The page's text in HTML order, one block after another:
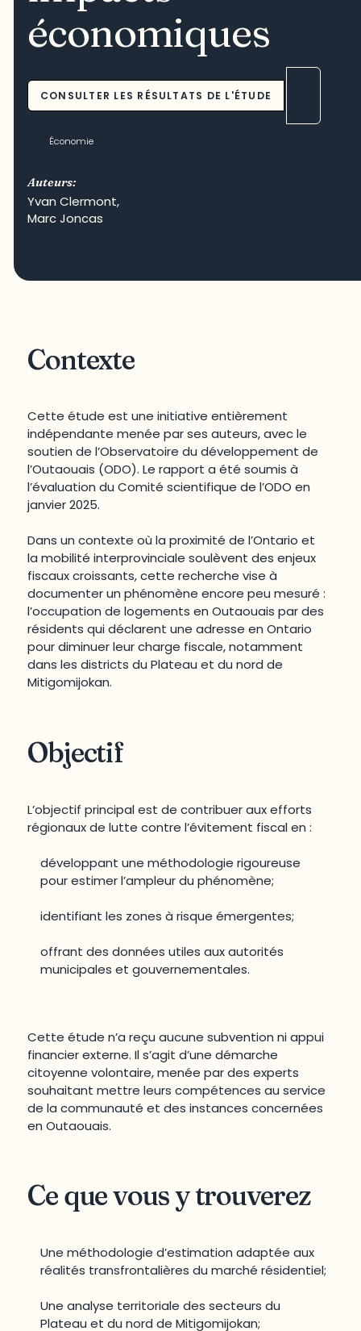
économiques
CONSULTER LES RÉSULTATS DE L'ÉTUDE
Économie
Auteurs:
Yvan Clermont,
Marc Joncas
Contexte
Cette étude est une initiative entièrement
indépendante menée par ses auteurs, avec le
soutien de l’Observatoire du développement de
l’Outaouais (ODO). Le rapport a été soumis à
l’évaluation du Comité scientifique de l’ODO en
janvier 2025.
Dans un contexte où la proximité de l’Ontario et
la mobilité interprovinciale soulèvent des enjeux
fiscaux croissants, cette recherche vise à
documenter un phénomène encore peu mesuré :
l’occupation de logements en Outaouais par des
résidents qui déclarent une adresse en Ontario
pour diminuer leur charge fiscale, notamment
dans les districts du Plateau et du nord de
Mitigomijokan.
Objectif
L’objectif principal est de contribuer aux efforts
régionaux de lutte contre l’évitement fiscal en :
développant une méthodologie rigoureuse
pour estimer l’ampleur du phénomène;
identifiant les zones à risque émergentes;
offrant des données utiles aux autorités
municipales et gouvernementales.
Cette étude n’a reçu aucune subvention ni appui
financier externe. Il s’agit d’une démarche
citoyenne volontaire, menée par des experts
souhaitant mettre leurs compétences au service
de la communauté et des instances concernées
en Outaouais.
Ce que vous y trouverez
Une méthodologie d’estimation adaptée aux
réalités transfrontalières du marché résidentiel;
Une analyse territoriale des secteurs du
Plateau et du nord de Mitigomijokan;